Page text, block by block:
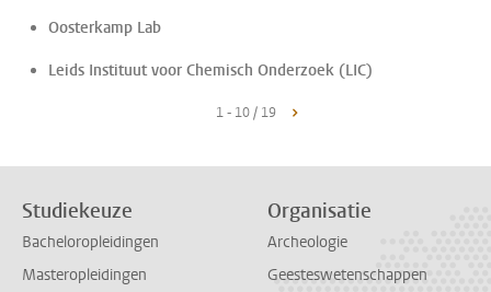
Oosterkamp Lab
Leids Instituut voor Chemisch Onderzoek (LIC)
1 - 10 / 19
Studiekeuze
Bacheloropleidingen
Masteropleidingen
Organisatie
Archeologie
Geesteswetenschappen